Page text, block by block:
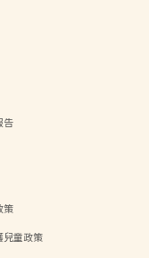
告
策
兒童政策